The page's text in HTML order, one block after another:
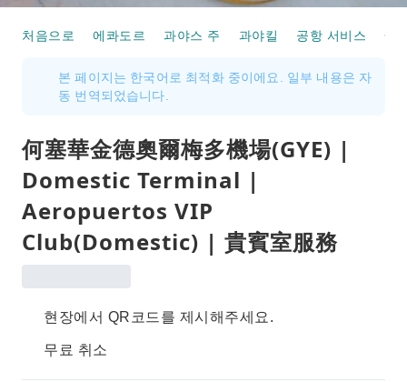
처음으로 에콰도르 과야스 주 과야킬 공항 서비스
본 페이지는 한국어로 최적화 중이에요. 일부 내용은 자
동 번역되었습니다.
何塞華金德奧爾梅多機場(GYE) |
Domestic Terminal |
Aeropuertos VIP
Club(Domestic) | 貴賓室服務
현장에서 QR코드를 제시해주세요.
무료 취소